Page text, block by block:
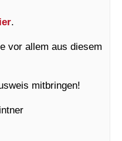
.
vor allem aus diesem
mitbringen!